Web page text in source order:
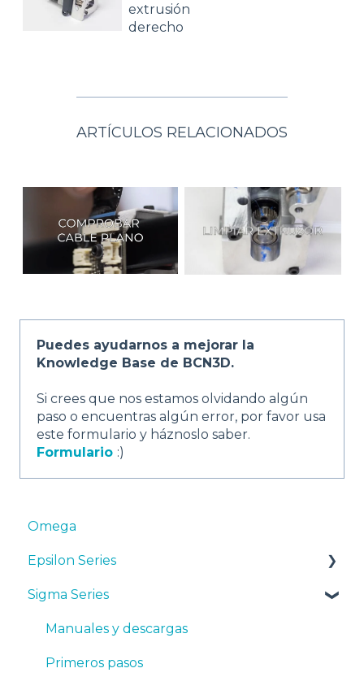
extrusión
derecho
ARTÍCULOS RELACIONADOS
Puedes ayudarnos a mejorar la
Knowledge Base de BCN3D.
Si crees que nos estamos olvidando algún
paso o encuentras algún error, por favor usa
este formulario y háznoslo saber.
Formulario :)
Omega
Epsilon Series
Manuales y Descargas
Primeros pasos
Mantenimiento
Sigma Series
Manuales y descargas
Primeros pasos